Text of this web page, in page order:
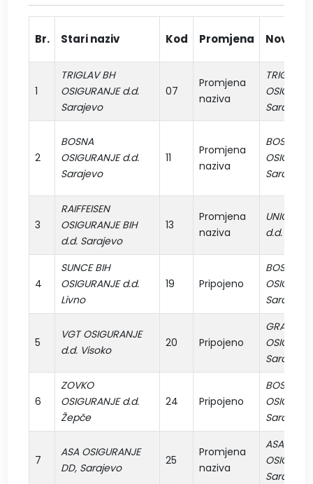
Br. Stari naziv Kod Promjena Novi
1
TRIGLAV BH
OSIGURANJE d.d.
Sarajevo
07
Promjena
naziva
TRIGLAV
Sarajevo
2
BOSNA
OSIGURANJE d.d.
Sarajevo
11
Promjena
naziva
BOSNA-
Sarajevo
3
RAIFFEISEN
OSIGURANJE BIH
d.d. Sarajevo
13
Promjena
naziva
UNIQA
d.d.
4
SUNCE BIH
OSIGURANJE d.d.
Livno
19 Pripojeno
BOSNA-
Sarajevo
5
VGT OSIGURANJE
d.d. Visoko
20 Pripojeno
GRAWE
Sarajevo
6
ZOVKO
OSIGURANJE d.d.
Žepče
24 Pripojeno
BOSNA-
Sarajevo
7
ASA OSIGURANJE
DD, Sarajevo
25
Promjena
naziva
ASA
Sarajevo